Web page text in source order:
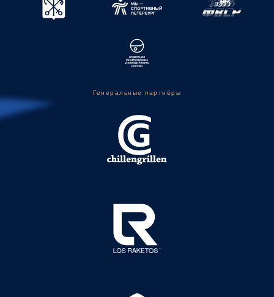
Генеральные партнёры